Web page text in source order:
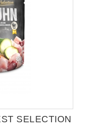
SELECTION